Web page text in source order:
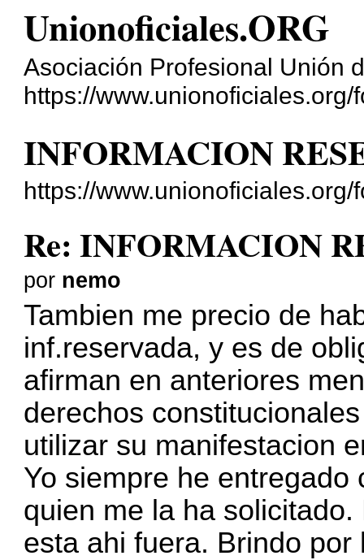
Unionoficiales.ORG
Asociación Profesional Unión
https://www.unionoficiales.org/
INFORMACION
https://
Re: INFORMACION
por nemo
Tambien me precio de
inf.reservada, y es de
afirman en anteriores
derechos
utilizar su manifestacion
Yo siempre he
quien me la ha
esta ahi fuera. Brindo